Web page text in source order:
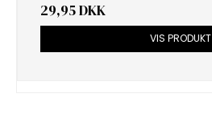
29,95 DKK
VIS PRODUKT